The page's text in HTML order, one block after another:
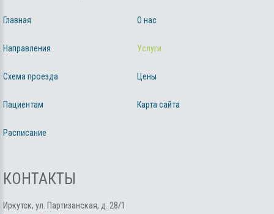
Главная О нас
Направления Услуги
Схема проезда Цены
Пациентам Карта сайта
Расписание
КОНТАКТЫ
Иркутск, ул. Партизанская, д. 28/1